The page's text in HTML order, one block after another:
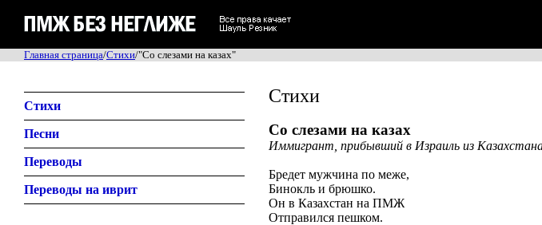
Главная страница/Стихи/"Со слезами на казах"
Стихи
Песни
Переводы
Переводы на иврит
Стихи
Со слезами на казах
Иммигрант, прибывший в Израиль из
Бредет мужчина по меже,
Бинокль и брюшко.
Он в Казахстан на ПМЖ
Отправился пешком.